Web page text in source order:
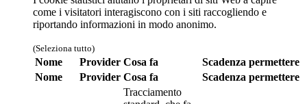
come i visitatori interagiscono con i siti raccogliendo e
riportando informazioni in modo anonimo.
(Seleziona tutto)
Nome Provider Cosa fa Scadenza permettere
Nome
Provider Cosa fa Scadenza permettere
Tracciamento